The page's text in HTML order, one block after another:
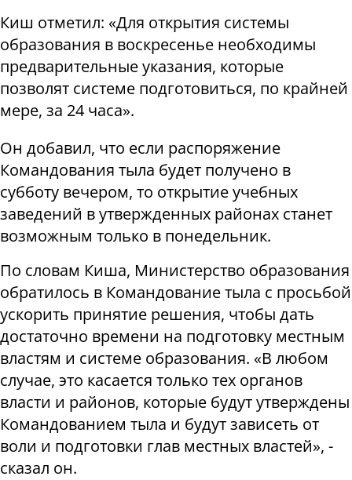
Киш отметил: «Для открытия системы
образования в воскресенье необходимы
предварительные указания, которые
позволят системе подготовиться, по крайней
мере, за 24 часа».
Он добавил, что если распоряжение
Командования тыла будет получено в
субботу вечером, то открытие учебных
заведений в утвержденных районах станет
возможным только в понедельник.
По словам Киша, Министерство образования
обратилось в Командование тыла с просьбой
ускорить принятие решения, чтобы дать
достаточно времени на подготовку местным
властям и системе образования. «В любом
случае, это касается только тех органов
власти и районов, которые будут утверждены
Командованием тыла и будут зависеть от
воли и подготовки глав местных властей», -
сказал он.